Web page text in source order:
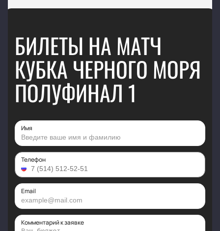
БИЛЕТЫ НА МАТЧ
КУБКА ЧЕРНОГО МОРЯ
ПОЛУФИНАЛ 1
Имя
Телефон
Email
Комментарий к заявке